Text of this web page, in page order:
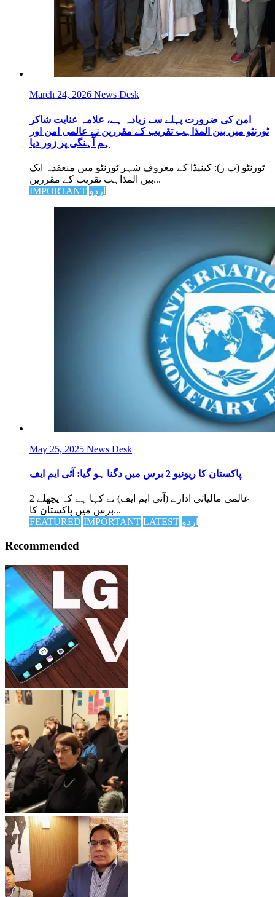
March 24, 2026 News Desk
امن کی ضرورت پہلے سے زیادہ ہے، علامہ عنایت شاکر
ٹورنٹو میں بین المذاہب تقریب کے مقررین نے عالمی امن اور
ہم آہنگی پر زور دیا
ٹورنٹو (پ ر): کینیڈا کے معروف شہر ٹورنٹو میں منعقدہ ایک
بین المذاہب تقریب کے مقررین...
IMPORTANT اردو
May 25, 2025 News Desk
پاکستان کا ریونیو 2 برس میں دگنا ہو گیا: آئی ایم ایف
عالمی مالیاتی ادارے (آئی ایم ایف) نے کہا ہے کہ پچھلے 2
برس میں پاکستان کا...
FEATURED IMPORTANT LATEST اردو
Recommended